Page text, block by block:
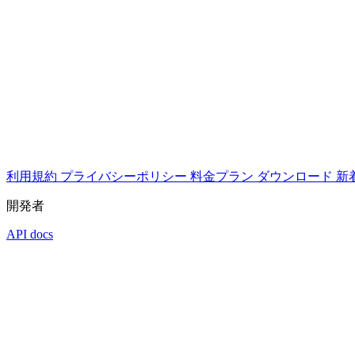
利用規約 プライバシーポリシー 料金プラン ダウンロード 新
開発者
API docs